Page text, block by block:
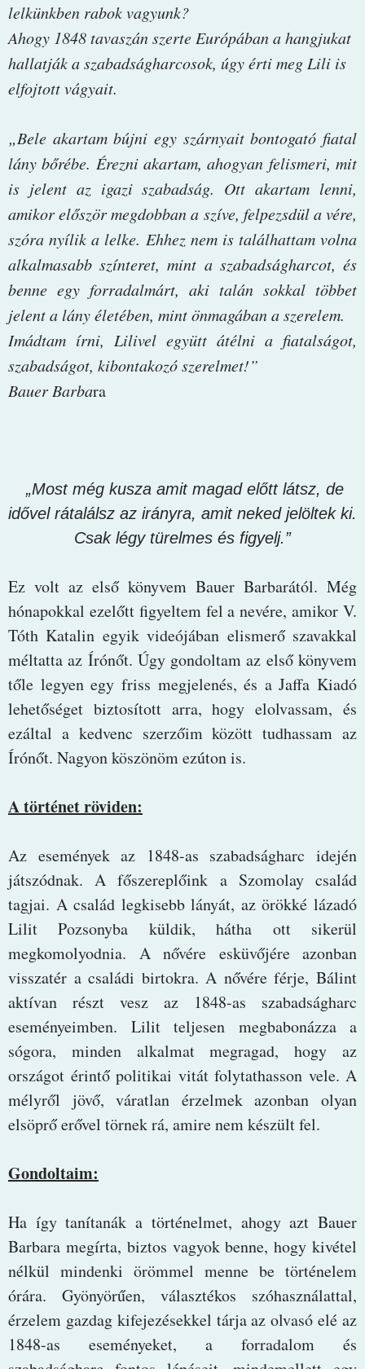
lelkünkben rabok vagyunk?
Ahogy 1848 tavaszán szerte Európában a hangjukat
hallatják a szabadságharcosok, úgy érti meg Lili is
elfojtott vágyait.
„Bele akartam bújni egy szárnyait bontogató fiatal
lány bőrébe. Érezni akartam, ahogyan felismeri, mit
is jelent az igazi szabadság. Ott akartam lenni,
amikor először megdobban a szíve, felpezsdül a vére,
szóra nyílik a lelke. Ehhez nem is találhattam volna
alkalmasabb színteret, mint a szabadságharcot, és
benne egy forradalmárt, aki talán sokkal többet
jelent a lány életében, mint önmagában a szerelem.
Imádtam írni, Lilivel együtt átélni a fiatalságot,
szabadságot, kibontakozó szerelmet!”
Bauer Barbara
„Most még kusza amit magad előtt látsz, de
idővel rátalálsz az irányra, amit neked jelöltek ki.
Csak légy türelmes és figyelj.”
Ez volt az első könyvem Bauer Barbarától. Még
hónapokkal ezelőtt figyeltem fel a nevére, amikor V.
Tóth Katalin egyik videójában elismerő szavakkal
méltatta az Írónőt. Úgy gondoltam az első könyvem
tőle legyen egy friss megjelenés, és a Jaffa Kiadó
lehetőséget biztosított arra, hogy elolvassam, és
ezáltal a kedvenc szerzőim között tudhassam az
Írónőt. Nagyon köszönöm ezúton is.
A történet röviden:
Az események az 1848-as szabadságharc idején
játszódnak. A főszereplőink a Szomolay család
tagjai. A család legkisebb lányát, az örökké lázadó
Lilit Pozsonyba küldik, hátha ott sikerül
megkomolyodnia. A nővére esküvőjére azonban
visszatér a családi birtokra. A nővére férje, Bálint
aktívan részt vesz az 1848-as szabadságharc
eseményeimben. Lilit teljesen megbabonázza a
sógora, minden alkalmat megragad, hogy az
országot érintő politikai vitát folytathasson vele. A
mélyről jövő, váratlan érzelmek azonban olyan
elsöprő erővel törnek rá, amire nem készült fel.
Gondoltaim:
Ha így tanítanák a történelmet, ahogy azt Bauer
Barbara megírta, biztos vagyok benne, hogy kivétel
nélkül mindenki örömmel menne be történelem
órára. Gyönyörűen, választékos szóhasználattal,
érzelem gazdag kifejezésekkel tárja az olvasó elé az
1848-as eseményeket, a forradalom és